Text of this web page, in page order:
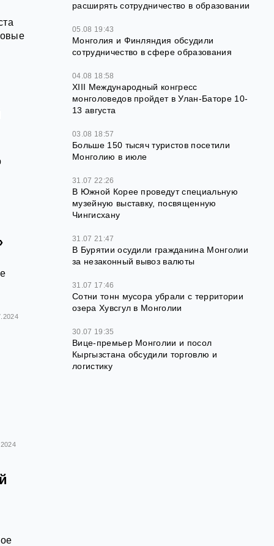
расширять сотрудничество в образовании
05.08 19:43
Монголия и Финляндия обсудили
сотрудничество в сфере образования
04.08 18:58
XIII Международный конгресс
монголоведов пройдет в Улан-Баторе 10-
13 августа
03.08 18:57
Больше 150 тысяч туристов посетили
Монголию в июле
31.07 22:26
В Южной Корее проведут специальную
музейную выставку, посвященную
Чингисхану
31.07 21:47
В Бурятии осудили гражданина Монголии
за незаконный вывоз валюты
31.07 17:46
Сотни тонн мусора убрали с территории
озера Хувсгул в Монголии
30.07 19:35
Вице-премьер Монголии и посол
Кыргызстана обсудили торговлю и
логистику